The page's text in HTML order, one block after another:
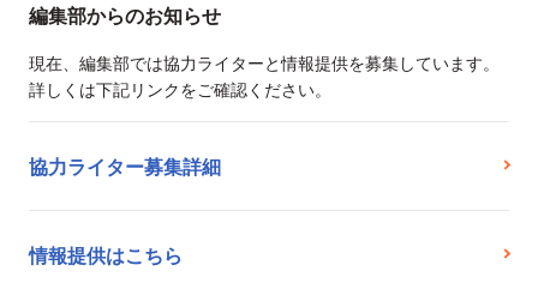
編集部からのお知らせ
現在、編集部では協力ライターと情報提供を募集しています。
詳しくは下記リンクをご確認ください。
協力ライター募集詳細
情報提供はこちら